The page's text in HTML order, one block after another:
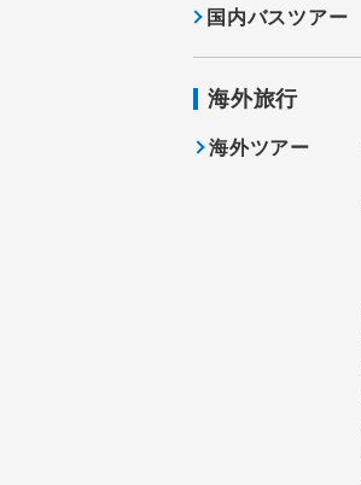
国内バスツアー
海外旅行
海外ツアー